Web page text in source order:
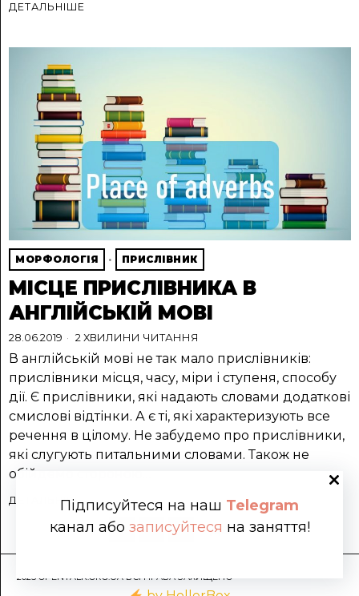
ДЕТАЛЬНІШЕ
МОРФОЛОГІЯ · ПРИСЛІВНИК
МІСЦЕ ПРИСЛІВНИКА В
АНГЛІЙСЬКІЙ МОВІ
28.06.2019 2 ХВИЛИНИ ЧИТАННЯ
В англійській мові не так мало прислівників:
прислівники місця, часу, міри і ступеня, способу
дії. Є прислівники, які надають словами додаткові
смислові відтінки. А є ті, які характеризують все
речення в цілому. Не забудемо про прислівники,
які слугують питальними словами. Також не
обійдемо стороною…
ДЕТАЛЬНІШЕ
1 2 3 Далі
2025 OPENTALK.ORG.UA ВСІ ПРАВА ЗАХИЩЕНО
Підписуйтеся на наш Telegram
канал або записуйтеся на заняття!